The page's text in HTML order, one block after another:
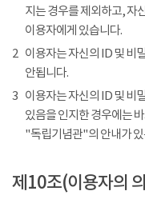
지는 경우를 제외하고, 자
이용자에게 있습니다.
2 이용자는 자신의 ID 및 비
안됩니다.
3 이용자는 자신의 ID 및 비
있음을 인지한 경우에는
"독립기념관"의 안내가
제10조(이용자의